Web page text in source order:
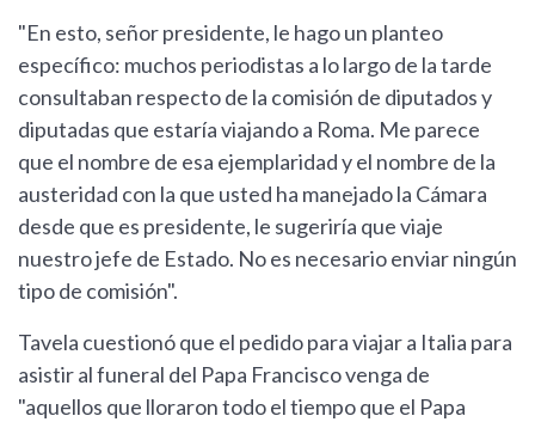
"En esto, señor presidente, le hago un planteo
específico: muchos periodistas a lo largo de la tarde
consultaban respecto de la comisión de diputados y
diputadas que estaría viajando a Roma. Me parece
que el nombre de esa ejemplaridad y el nombre de la
austeridad con la que usted ha manejado la Cámara
desde que es presidente, le sugeriría que viaje
nuestro jefe de Estado. No es necesario enviar ningún
tipo de comisión".
Tavela cuestionó que el pedido para viajar a Italia para
asistir al funeral del Papa Francisco venga de
"aquellos que lloraron todo el tiempo que el Papa